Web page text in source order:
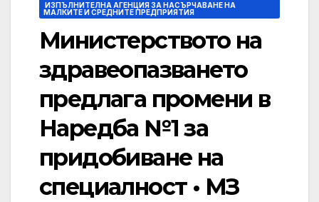
ИЗПЪЛНИТЕЛНА АГЕНЦИЯ ЗА НАСЪРЧАВАНЕ НА
МАЛКИТЕ И СРЕДНИТЕ ПРЕДПРИЯТИЯ
Министерството на
здравеопазването
предлага промени в
Наредба №1 за
придобиване на
специалност • МЗ